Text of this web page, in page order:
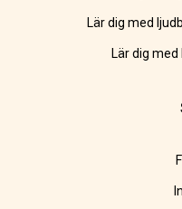
Lär dig med
Lär dig